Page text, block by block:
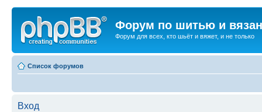
Форум по шитью и
Форум для всех, кто шьёт и вяжет, и не только
Список форумов
Вход